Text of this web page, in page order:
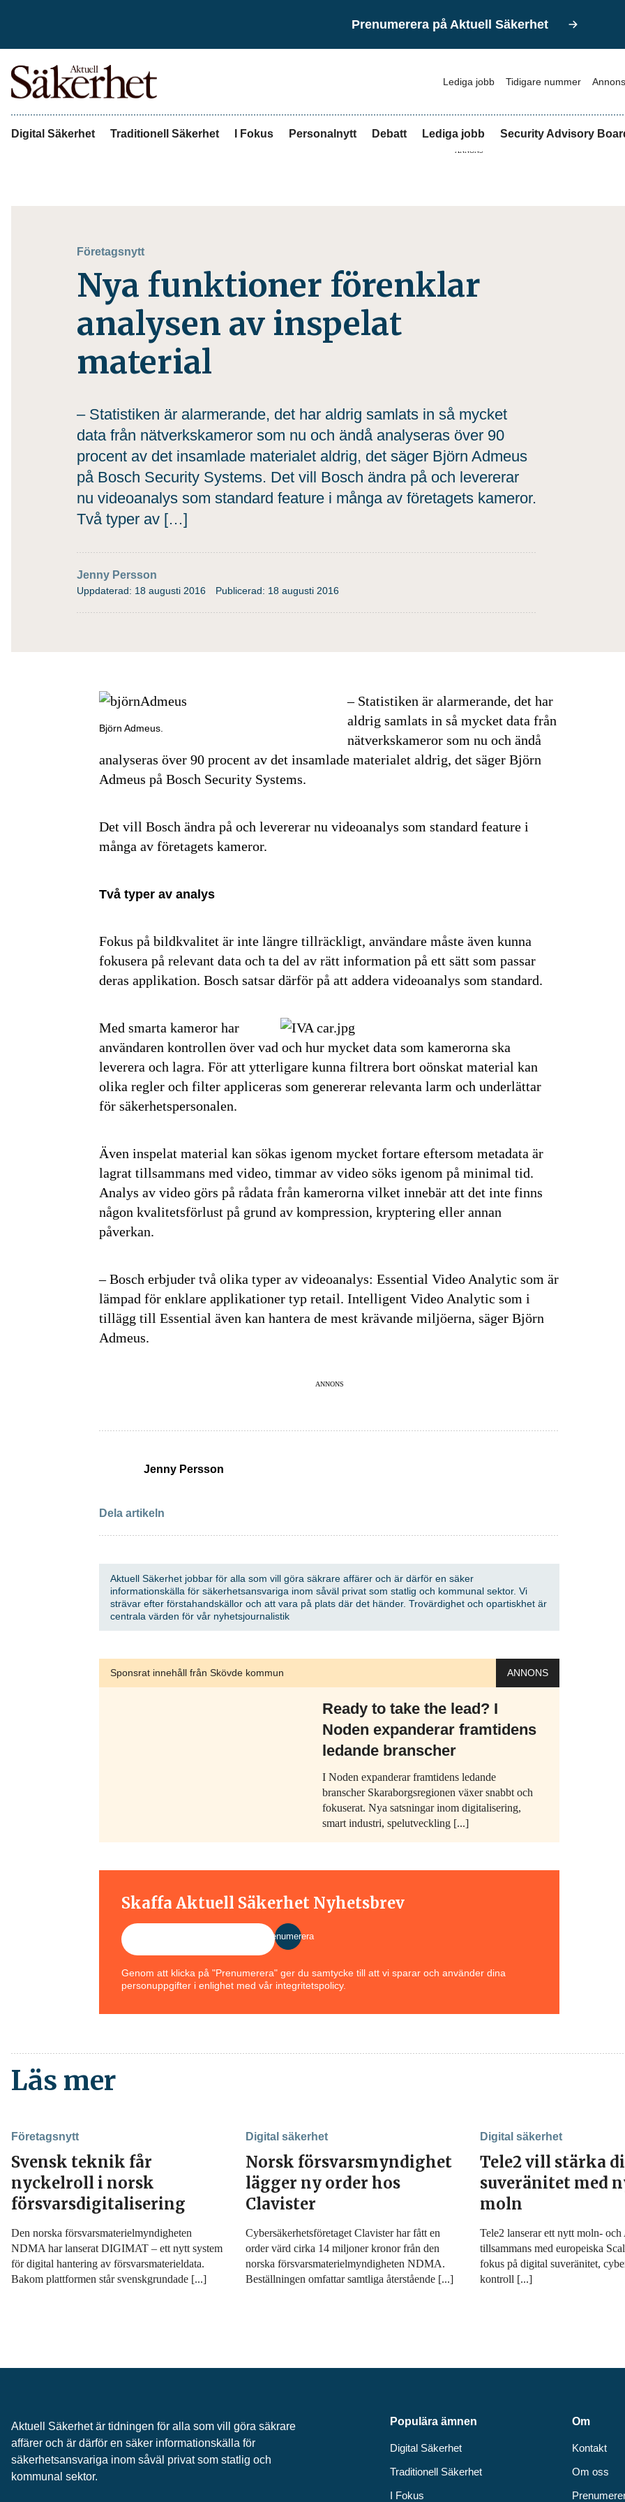
Prenumerera på Aktuell Säkerhet
Lediga jobb Tidigare nummer
Digital Säkerhet Traditionell Säkerhet I Fokus Personalnytt Debatt Lediga jobb Security Advisory
ANNONS
Företagsnytt
Nya funktioner förenklar
analysen av inspelat
material
– Statistiken är alarmerande, det har aldrig samlats in så mycket
data från nätverkskameror som nu och ändå analyseras över 90
procent av det insamlade materialet aldrig, det säger Björn Admeus
på Bosch Security Systems. Det vill Bosch ändra på och levererar
nu videoanalys som standard feature i många av företagets kameror.
Två typer av […]
Jenny Persson
Uppdaterad: 18 augusti 2016 Publicerad: 18 augusti 2016
Björn Admeus.
– Statistiken är alarmerande, det har
aldrig samlats in så mycket data från
nätverkskameror som nu och ändå
analyseras över 90 procent av det insamlade materialet aldrig, det säger Björn
Admeus på Bosch Security Systems.
Det vill Bosch ändra på och levererar nu videoanalys som standard feature i
många av företagets kameror.
Två typer av analys
Fokus på bildkvalitet är inte längre tillräckligt, användare måste även kunna
fokusera på relevant data och ta del av rätt information på ett sätt som passar
deras applikation. Bosch satsar därför på att addera videoanalys som standard.
Med smarta kameror har
användaren kontrollen över vad och hur mycket data som kamerorna ska
leverera och lagra. För att ytterligare kunna filtrera bort oönskat material kan
olika regler och filter appliceras som genererar relevanta larm och underlättar
för säkerhetspersonalen.
Även inspelat material kan sökas igenom mycket fortare eftersom metadata är
lagrat tillsammans med video, timmar av video söks igenom på minimal tid.
Analys av video görs på rådata från kamerorna vilket innebär att det inte finns
någon kvalitetsförlust på grund av kompression, kryptering eller annan
påverkan.
– Bosch erbjuder två olika typer av videoanalys: Essential Video Analytic som är
lämpad för enklare applikationer typ retail. Intelligent Video Analytic som i
tillägg till Essential även kan hantera de mest krävande miljöerna, säger Björn
Admeus.
ANNONS
Jenny Persson
Dela artikeln
Aktuell Säkerhet jobbar för alla som vill göra säkrare affärer och är därför en säker
informationskälla för säkerhetsansvariga inom såväl privat som statlig och kommunal sektor. Vi
strävar efter förstahandskällor och att vara på plats där det händer. Trovärdighet och opartiskhet är
centrala värden för vår nyhetsjournalistik
Sponsrat innehåll från Skövde kommun ANNONS
Ready to take the lead? I
Noden expanderar framtidens
ledande branscher
I Noden expanderar framtidens ledande
branscher Skaraborgsregionen växer snabbt och
fokuserat. Nya satsningar inom digitalisering,
smart industri, spelutveckling [...]
Skaffa Aktuell Säkerhet Nyhetsbrev
Prenumerera
Genom att klicka på "Prenumerera" ger du samtycke till att vi sparar och använder dina
personuppgifter i enlighet med vår integritetspolicy.
Läs mer
Företagsnytt
Svensk teknik får
nyckelroll i norsk
försvarsdigitalisering
Den norska försvarsmaterielmyndigheten
NDMA har lanserat DIGIMAT – ett nytt system
för digital hantering av försvarsmaterieldata.
Bakom plattformen står svenskgrundade [...]
Digital säkerhet
Norsk försvarsmyndighet
lägger ny order hos
Clavister
Cybersäkerhetsföretaget Clavister har fått en
order värd cirka 14 miljoner kronor från den
norska försvarsmaterielmyndigheten NDMA.
Beställningen omfattar samtliga återstående [...]
Digital säkerhet
Tele2 vill stärka
suveränitet med
moln
Tele2 lanserar ett nytt moln-
tillsammans med europeiska
fokus på digital suveränitet,
kontroll [...]
Aktuell Säkerhet är tidningen för alla som vill göra säkrare
affärer och är därför en säker informationskälla för
säkerhets­ansvariga inom såväl privat som statlig och
kommunal sektor.
Populära ämnen
Digital Säkerhet
Traditionell Säkerhet
I Fokus
Om
Kontakt
Om oss
Få den senaste
säkerhetsinformationen
Anmäl dig till vårt nyhetsbrev!